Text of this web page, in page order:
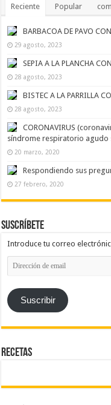
Reciente Popular
BARBACOA DE PAVO
29 agosto, 2023
SEPIA A LA PLANCHA
28 agosto, 2023
BISTEC A LA PARRILLA
28 agosto, 2023
CORONAVIRUS
síndrome respiratorio agudo
20 marzo, 2020
Respondiendo sus
27 febrero, 2020
Suscríbete
Introduce tu correo
Dirección
de
Suscribir
Recetas